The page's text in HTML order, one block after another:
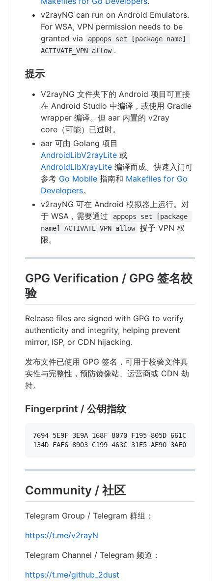
v2rayNG can run on Android Emulators.
For WSA, VPN permission needs to be
granted via
appops set [package name]
ACTIVATE_VPN allow .
提示
V2rayNG 文件夹下的 Android 项目可直接
在 Android Studio 中编译，或使用 Gradle
wrapper 编译。但 aar 内置的 v2ray
core（可能）已过时。
aar 可由 Golang 项目
AndroidLibV2rayLite 或
AndroidLibXrayLite 编译而成。快速入门可
参考 Go Mobile 指南和 Makefiles for Go
Developers。
v2rayNG 可在 Android 模拟器上运行。对
于 WSA，需要通过
appops set [package
name] ACTIVATE_VPN allow
授予 VPN 权
限。
GPG Verification / GPG 签名校
验
Release files are signed with GPG to verify
authenticity and integrity, helping prevent
mirror, ISP, or CDN hijacking.
发布文件已使用 GPG 签名，可用于校验文件真
实性与完整性，预防镜像站、运营商或 CDN 劫
持。
Fingerprint / 公钥指纹
7694 5E9F 3E9A 168F 8070 F195 805D 661C
Community / 社区
Telegram Group / Telegram 群组：
https://t.me/v2rayN
Telegram Channel / Telegram 频道：
https://t.me/github_2dust